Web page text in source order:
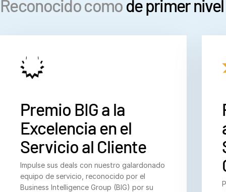
SECURITYHUB
VIA
Soluciones
Fusiones y adquisiciones
Ofertas Publicas Iniciales
Financiación
Reconocido comode primer nivel
Premio BIG a la
Excelencia en el
Servicio al Cliente
Impulse sus deals con nuestro galardonado
equipo de servicio, reconocido por el
Business Intelligence Group (BIG) por su